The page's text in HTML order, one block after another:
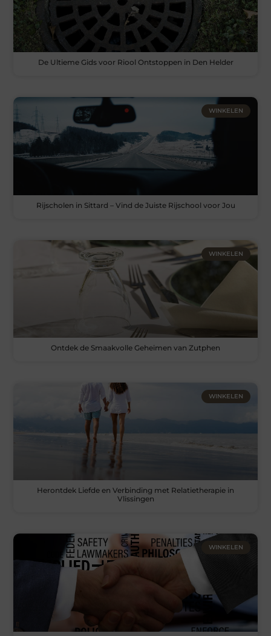
De Ultieme Gids voor Riool Ontstoppen in Den Helder
WINKELEN
Rijscholen in Sittard – Vind de Juiste Rijschool voor Jou
WINKELEN
Ontdek de Smaakvolle Geheimen van Zutphen
WINKELEN
Herontdek Liefde en Verbinding met Relatietherapie in
Vlissingen
WINKELEN